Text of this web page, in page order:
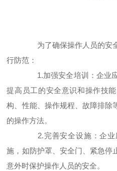
为了确保操作人员的安
行防范：
1.加强安全培训：企业应
提高员工的安全意识和操作技
构、性能、操作规程、故障排除
的操作方法。
2.完善安全设施：企业
施，如防护罩、安全门、紧急停
意外时保护操作人员的安全。